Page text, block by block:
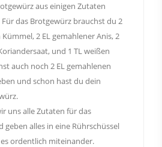
aus einigen Zutaten
das Brotgewürz brauchst du 2
2 EL gemahlener Anis, 2
und 1 TL weißen
auch noch 2 EL gemahlenen
und schon hast du dein
uns alle Zutaten für das
geben alles in eine Rührschüssel
ordentlich miteinander.